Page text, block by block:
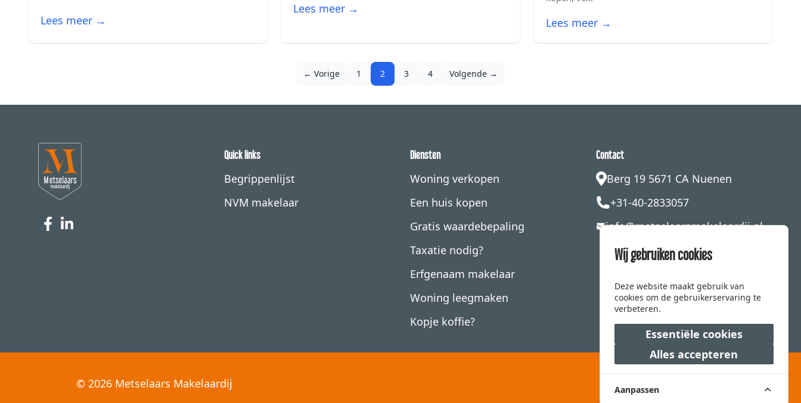
Lees meer →
Lees meer →
Lees meer →
← Vorige 1 2 3 4 Volgende →
Quick links
Begrippenlijst
NVM makelaar
Diensten
Woning verkopen
Een huis kopen
Gratis waardebepaling
Taxatie nodig?
Erfgenaam makelaar
Woning leegmaken
Kopje koffie?
Contact
Berg 19 5671 CA Nuenen
+31-40-2833057
info@metselaarsmakelaardij.nl
© 2026 Metselaars Makelaardij
Wij gebruiken cookies
Deze website maakt gebruik van
cookies om de gebruikerservaring te
verbeteren.
Essentiële cookies
Alles accepteren
Aanpassen